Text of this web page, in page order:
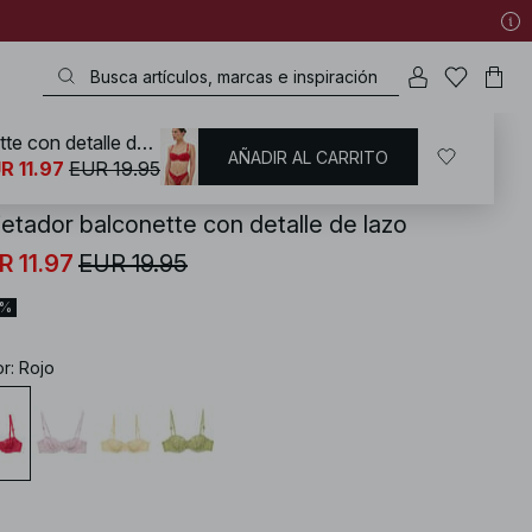
/ Lencería / Sujetadores Sujetadores de encaje
balconette con detalle de lazo
11.97 EUR 19.95
: Rojo
Sujetador balconette con detalle de lazo
11.97 EUR 19.95 AÑADIR AL CARRITO